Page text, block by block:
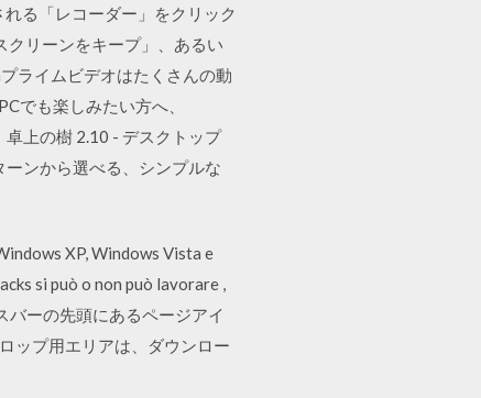
る「レコーダー」をクリック
クリーンをキープ」、あるい
ライムビデオはたくさんの動
でも楽しみたい方へ、
上の樹 2.10 - デスクトップ
ンから選べる、シンプルな
XP, Windows Vista e
si può o non può lavorare ,
ーの先頭にあるページアイ
ップ用エリアは、ダウンロー